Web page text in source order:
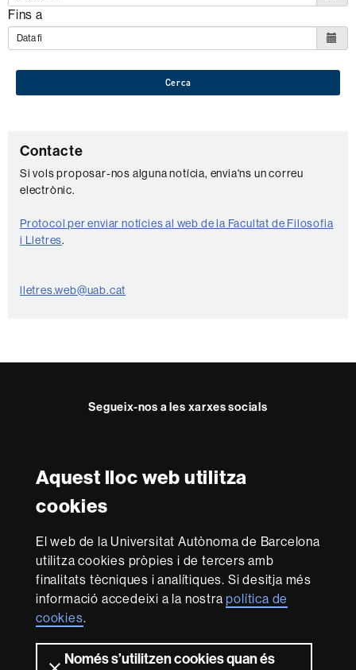
Aquest lloc web utilitza
cookies
El web de la Universitat Autònoma de Barcelona
utilitza cookies pròpies i de tercers amb
finalitats tècniques i analítiques. Si desitja més
informació accedeixi a la nostrapolítica de
cookies.
Només s’utilitzen cookies quan és
Fins a
Cerca
C
o
n
t
a
t
Contacte
Si vols proposar-nos alguna notícia, envia'ns un correu
electrònic.
Protocol per enviar notícies al web de la Facultat de Filosofia
i Lletres.
lletres.web@uab.cat
Segueix-nos a les xarxes socials
FFLFFLFFLFFL
Reconeixement internacional de l'excel·lència
in
Research
-
Euraxess
Amb el finançament de
Sobre